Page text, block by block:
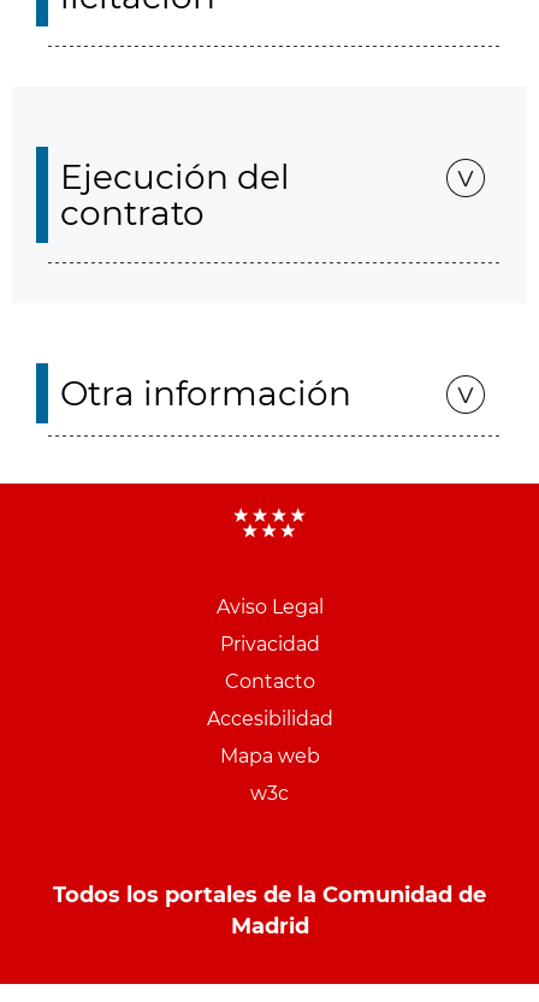
Ejecución del
contrato
Otra información
Aviso Legal
Privacidad
Contacto
Accesibilidad
Mapa web
w3c
Todos los portales de la Comunidad de
Madrid